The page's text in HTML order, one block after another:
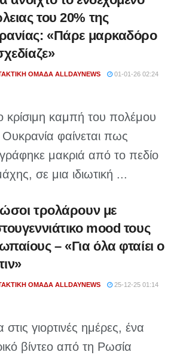
του 20% της
«Πάρε μαρκαδόρο
ΟΜΆΔΑ ALLDAYNEWS 01-01-26 02:24
κρίσιμη καμπή του πολέμου
φαίνεται πως
μακριά από το πεδίο
σε μια ιδιωτική ...
τρολάρουν με
mood τους
– «Για όλα φταίει ο
ΟΜΆΔΑ ALLDAYNEWS 25-12-25 01:14
γιορτινές ημέρες, ένα
βίντεο από τη Ρωσία